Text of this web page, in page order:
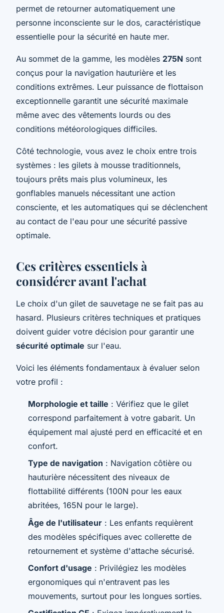
permet de retourner automatiquement une
personne inconsciente sur le dos, caractéristique
essentielle pour la sécurité en haute mer.
Au sommet de la gamme, les modèles 275N sont
conçus pour la navigation hauturière et les
conditions extrêmes. Leur puissance de flottaison
exceptionnelle garantit une sécurité maximale
même avec des vêtements lourds ou des
conditions météorologiques difficiles.
Côté technologie, vous avez le choix entre trois
systèmes : les gilets à mousse traditionnels,
toujours prêts mais plus volumineux, les
gonflables manuels nécessitant une action
consciente, et les automatiques qui se déclenchent
au contact de l'eau pour une sécurité passive
optimale.
Ces critères essentiels à
considérer avant l'achat
Le choix d'un gilet de sauvetage ne se fait pas au
hasard. Plusieurs critères techniques et pratiques
doivent guider votre décision pour garantir une
sécurité optimale sur l'eau.
Voici les éléments fondamentaux à évaluer selon
votre profil :
Morphologie et taille : Vérifiez que le gilet
correspond parfaitement à votre gabarit. Un
équipement mal ajusté perd en efficacité et en
confort.
Type de navigation : Navigation côtière ou
hauturière nécessitent des niveaux de
flottabilité différents (100N pour les eaux
abritées, 165N pour le large).
Âge de l'utilisateur : Les enfants requièrent
des modèles spécifiques avec collerette de
retournement et système d'attache sécurisé.
Confort d'usage : Privilégiez les modèles
ergonomiques qui n'entravent pas les
mouvements, surtout pour les longues sorties.